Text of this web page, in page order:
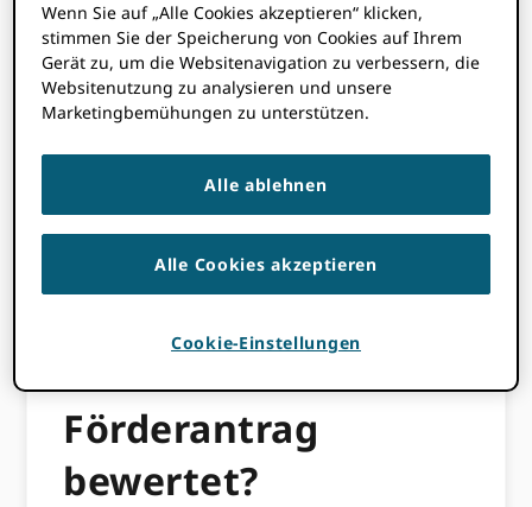
dazu bei, zu artikulieren, was Exzellenz ist,
welche Merkmale in einem Vorschlag am
wichtigsten sind, und sie tragen dazu bei,
das Potenzial für Voreingenommenheit zu
gestalten. Wir haben eine detaillierte Rubrik
erstellt, die wir zur Bewertung von
Fördervorschlägen verwenden werden.
die sieben Kriterien, auf denen unsere
Wie wird der
Förderantrag
bewertet?
Wenn Sie auf „Alle Cookies akzeptieren“ klicken,
stimmen Sie der Speicherung von Cookies auf Ihrem
Gerät zu, um die Websitenavigation zu verbessern, die
Websitenutzung zu analysieren und unsere
Marketingbemühungen zu unterstützen.
Alle ablehnen
Alle Cookies akzeptieren
Cookie-Einstellungen